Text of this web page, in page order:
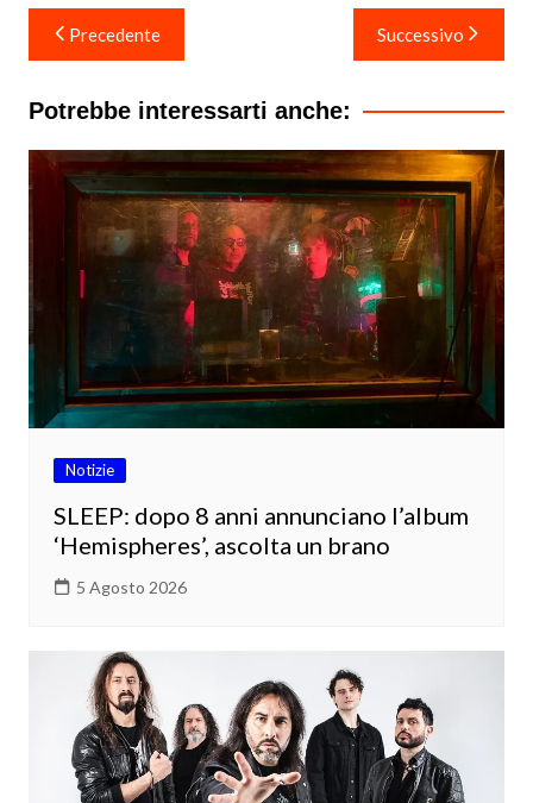
Navigazione
articoli
Precedente Successivo
Potrebbe interessarti anche:
Notizie
SLEEP: dopo 8 anni annunciano l’album
‘Hemispheres’, ascolta un brano
5 Agosto 2026